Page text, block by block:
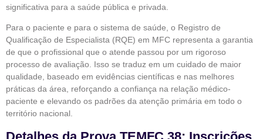
significativa para a saúde pública e privada.
Para o paciente e para o sistema de saúde, o Registro de
Qualificação de Especialista (RQE) em MFC representa a garantia
de que o profissional que o atende passou por um rigoroso
processo de avaliação. Isso se traduz em um cuidado de maior
qualidade, baseado em evidências científicas e nas melhores
práticas da área, reforçando a confiança na relação médico-
paciente e elevando os padrões da atenção primária em todo o
território nacional.